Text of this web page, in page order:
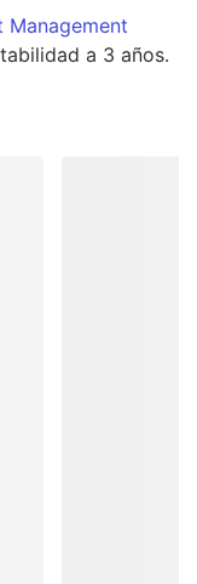
Management
a 3 años.